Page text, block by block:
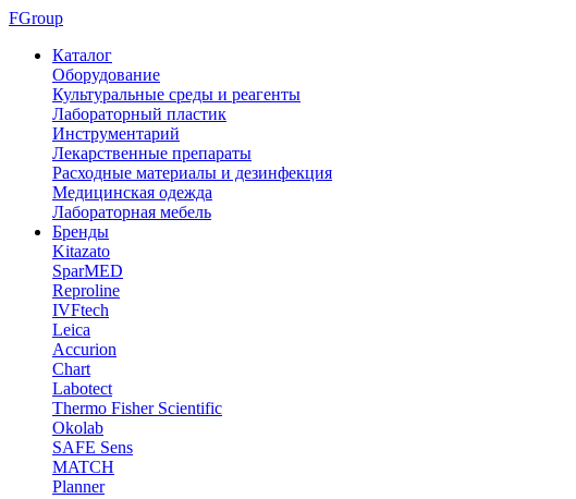
FGroup
Каталог
Оборудование
Культуральные среды и реагенты
Лабораторный пластик
Инструментарий
Лекарственные препараты
Расходные материалы и дезинфекция
Медицинская одежда
Лабораторная мебель
Бренды
Kitazato
SparMED
Reproline
IVFtech
Leica
Accurion
Chart
Labotect
Thermo Fisher Scientific
Okolab
SAFE Sens
MATCH
Planner